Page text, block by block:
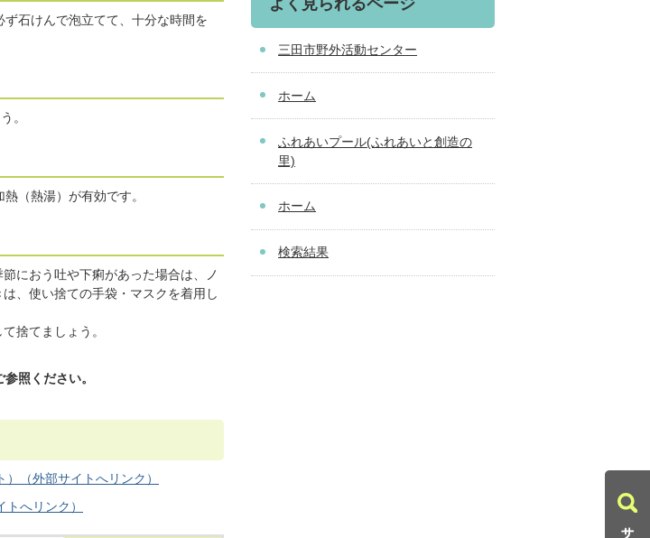
石けんで泡立てて、十分な時間を
。
（熱湯）が有効です。
におう吐や下痢があった場合は、ノ
、使い捨ての手袋・マスクを着用し
捨てましょう。
照ください。
（外部サイトへリンク）
へリンク）
三田市野外活動センター
ホーム
ふれあいプール(ふれあいと創造の
里)
ホーム
検索結果